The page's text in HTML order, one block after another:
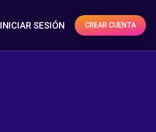
INICIAR SESIÓN CREAR CUENTA